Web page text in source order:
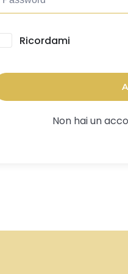
Ricordami
Non hai un